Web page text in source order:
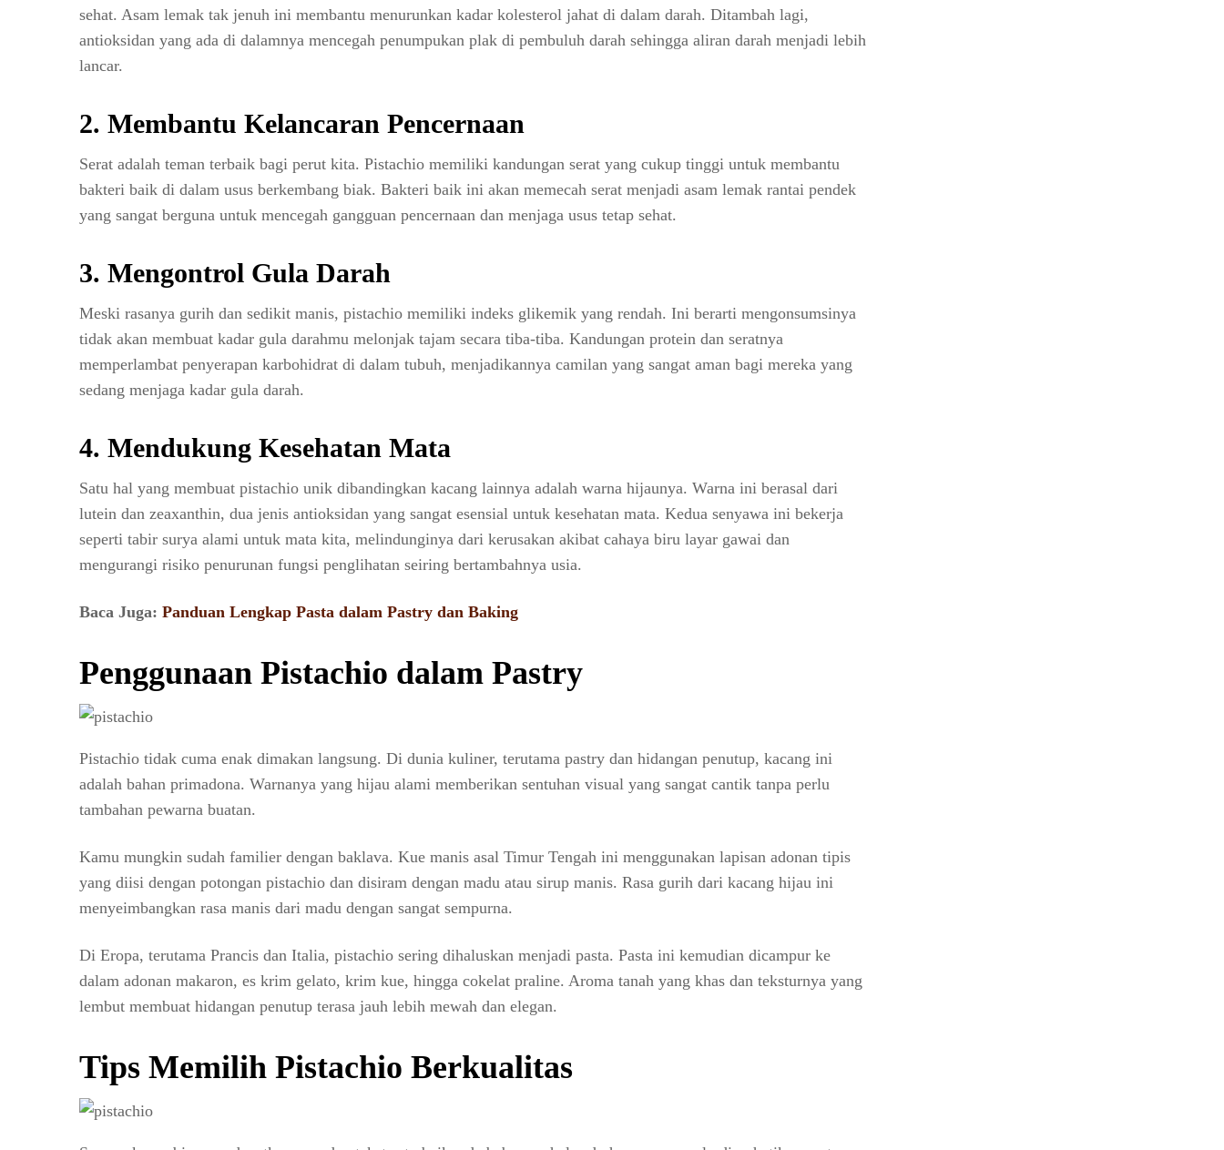
sehat. Asam lemak tak jenuh ini membantu menurunkan kadar kolesterol jahat di dalam darah. Ditambah lagi,
antioksidan yang ada di dalamnya mencegah penumpukan plak di pembuluh darah sehingga aliran darah menjadi lebih
lancar.
2. Membantu Kelancaran Pencernaan
Serat adalah teman terbaik bagi perut kita. Pistachio memiliki kandungan serat yang cukup tinggi untuk membantu
bakteri baik di dalam usus berkembang biak. Bakteri baik ini akan memecah serat menjadi asam lemak rantai pendek
yang sangat berguna untuk mencegah gangguan pencernaan dan menjaga usus tetap sehat.
3. Mengontrol Gula Darah
Meski rasanya gurih dan sedikit manis, pistachio memiliki indeks glikemik yang rendah. Ini berarti mengonsumsinya
tidak akan membuat kadar gula darahmu melonjak tajam secara tiba-tiba. Kandungan protein dan seratnya
memperlambat penyerapan karbohidrat di dalam tubuh, menjadikannya camilan yang sangat aman bagi mereka yang
sedang menjaga kadar gula darah.
4. Mendukung Kesehatan Mata
Satu hal yang membuat pistachio unik dibandingkan kacang lainnya adalah warna hijaunya. Warna ini berasal dari
lutein dan zeaxanthin, dua jenis antioksidan yang sangat esensial untuk kesehatan mata. Kedua senyawa ini bekerja
seperti tabir surya alami untuk mata kita, melindunginya dari kerusakan akibat cahaya biru layar gawai dan
mengurangi risiko penurunan fungsi penglihatan seiring bertambahnya usia.
Baca Juga: Panduan Lengkap Pasta dalam Pastry dan Baking
Penggunaan Pistachio dalam Pastry
Pistachio tidak cuma enak dimakan langsung. Di dunia kuliner, terutama pastry dan hidangan penutup, kacang ini
adalah bahan primadona. Warnanya yang hijau alami memberikan sentuhan visual yang sangat cantik tanpa perlu
tambahan pewarna buatan.
Kamu mungkin sudah familier dengan baklava. Kue manis asal Timur Tengah ini menggunakan lapisan adonan tipis
yang diisi dengan potongan pistachio dan disiram dengan madu atau sirup manis. Rasa gurih dari kacang hijau ini
menyeimbangkan rasa manis dari madu dengan sangat sempurna.
Di Eropa, terutama Prancis dan Italia, pistachio sering dihaluskan menjadi pasta. Pasta ini kemudian dicampur ke
dalam adonan makaron, es krim gelato, krim kue, hingga cokelat praline. Aroma tanah yang khas dan teksturnya yang
lembut membuat hidangan penutup terasa jauh lebih mewah dan elegan.
Tips Memilih Pistachio Berkualitas